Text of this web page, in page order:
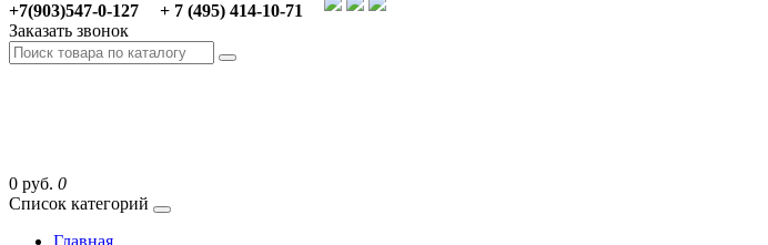
+7(903)547-0-127
+ 7 (495) 414-10-71
Заказать звонок
0 руб. 0
Список категорий
Главная